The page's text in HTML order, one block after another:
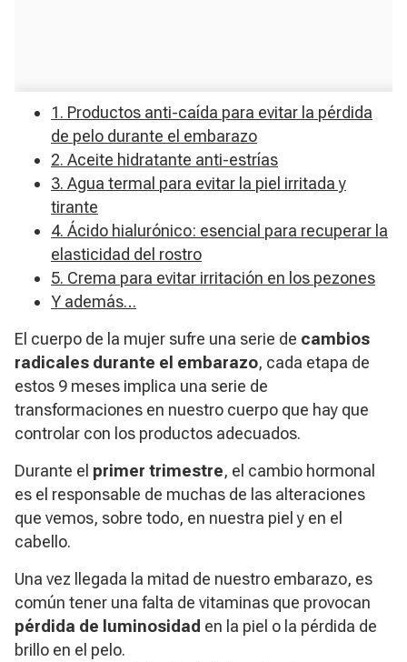
1. Productos anti-caída para evitar la pérdida
de pelo durante el embarazo
2. Aceite hidratante anti-estrías
3. Agua termal para evitar la piel irritada y
tirante
4. Ácido hialurónico: esencial para recuperar la
elasticidad del rostro
5. Crema para evitar irritación en los pezones
Y además…
El cuerpo de la mujer sufre una serie de cambios
radicales durante el embarazo, cada etapa de
estos 9 meses implica una serie de
transformaciones en nuestro cuerpo que hay que
controlar con los productos adecuados.
Durante el primer trimestre, el cambio hormonal
es el responsable de muchas de las alteraciones
que vemos, sobre todo, en nuestra piel y en el
cabello.
Una vez llegada la mitad de nuestro embarazo, es
común tener una falta de vitaminas que provocan
pérdida de luminosidad en la piel o la pérdida de
brillo en el pelo.